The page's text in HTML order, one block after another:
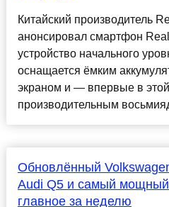
Китайский производитель
анонсировал смартфон
устройство начального
оснащается ёмким
экраном и — впервые в
производительным
Обновлённый
Audi Q5 и самый мощный
главное за неделю